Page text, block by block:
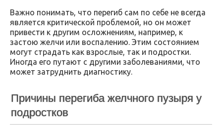
Важно понимать, что перегиб сам по себе не всегда
является критической проблемой, но он может
привести к другим осложнениям, например, к
застою желчи или воспалению. Этим состоянием
могут страдать как взрослые, так и подростки.
Иногда его путают с другими заболеваниями, что
может затруднить диагностику.
Причины перегиба желчного пузыря у
подростков